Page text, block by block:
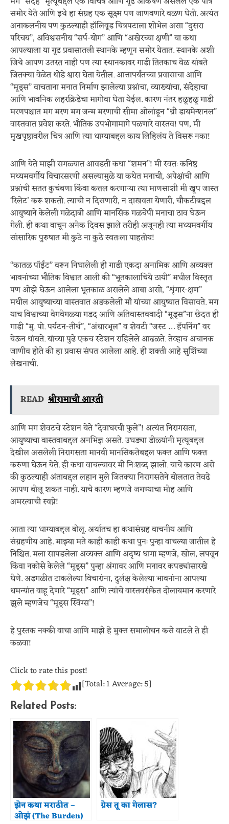
समोर येते आणि इथे हा संग्रह एक सूक्ष्म पण जाणवणारे वळण घेतो. अत्यंत
अनाकलनीय पण कुठल्याही हॉलिवूड चित्रपटाला शोभेल असा “दुसरा
परिचय”, अविश्वसनीय “सर्प-योग” आणि “अखेरच्या क्षणी” या कथा
आपल्याला या गूढ प्रवासातली स्थानके म्हणून समोर येतात. स्थानके अशी
जिथे आपण उतरत नाही पण त्या स्थानकावर गाडी तितकाच वेळ थांबते
जितक्या वेळेत थोडे श्वास घेता येतील. आत्तापर्यंतच्या प्रवासाचा आणि
“मूड्स” वाचताना मनात निर्माण झालेल्या प्रश्नांचा, व्याख्यांचा, संदेहाचा
आणि भावनिक लहरक्रिडेचा मागोवा घेता येईल. कारण नंतर हळूहळू गाडी
मरणपश्चात मग मरण मग जन्म मरणाची सीमा ओलांडून “थ्री डायमेन्शनल”
वास्तवात प्रवेश करते. भौतिक उपभोगामागे पळणारे वास्तव! पण, मी
मुखपृष्ठावरील चित्र आणि त्या धाग्याबद्दल काय लिहिलंय ते विसरू नका!
आणि येते माझी सगळ्यात आवडती कथा “शमन”! मी स्वतः कनिष्ठ
मध्यमवर्गीय विचारसरणी असल्यामुळे या कथेत मनाची, अपेक्षांची आणि
प्रश्नांची सतत कुचंबणा किंवा कत्तल करणाऱ्या त्या माणसाशी मी खूप जास्त
‘रिलेट’ करू शकतो. त्याची न दिसणारी, न दाखवता येणारी, चौकटीबद्दल
आयुष्याने केलेली गळेदाबी आणि मानसिक गळचेपी मनाचा ठाव घेऊन
गेली. ही कथा वाचून अनेक दिवस झाले तरीही अजूनही त्या मध्यमवर्गीय
सांसारिक पुरुषात मी कुठे ना कुठे स्वतःला पाहतोय!
“कातळ पॉईंट” वरून निघालेली ही गाडी एकदा अनामिक आणि अव्यक्त
भावनांच्या भौतिक विश्वात आली की “भूतकालाचिये ठायी” मधील विस्तृत
पण ओझे घेऊन आलेला भूतकाळ असलेले आबा असो, “शृंगार-क्षण”
मधील आयुष्याच्या वास्तवात अडकलेली माँ यांच्या आयुष्यात विसावते. मग
याच विश्वाच्या वेगवेगळ्या गडद आणि अतिवास्तववादी “मूड्स”ना छेदत ही
गाडी “मु. पो. पर्यटन-तीर्थ”, “अंधारभूल” व शेवटी “जस्ट … हॅपनिंग” वर
येऊन थांबते. यांच्या पुढे एकच स्टेशन राहिलेले आढळते. तेव्हाच अचानक
जाणीव होते की हा प्रवास संपत आलेला आहे. ही शक्ती आहे सुशिंच्या
लेखनाची.
READ श्रीरामाची आरती
आणि मग शेवटचे स्टेशन येते “देवाघरची फुले”! अत्यंत निरागसता,
आयुष्याचा वास्तवाबद्दल अनभिज्ञ असते. उघड्या डोळ्यांनी मृत्यूबद्दल
देखील असलेली निरागसता मानवी मानसिकतेबद्दल फक्त आणि फक्त
करुणा घेऊन येते. ही कथा वाचल्यावर मी निःशब्द झालो. याचे कारण असे
की कुठल्याही अंताबद्दल लहान मुले जितक्या निरागसतेने बोलतात तेवढे
आपण बोलू शकत नाही. याचे कारण म्हणजे जगण्याचा मोह आणि
अमरत्वाची स्वप्ने!
आता त्या धाग्याबद्दल बोलू. अर्थातच हा कथासंग्रह वाचनीय आणि
संग्रहणीय आहे. माझ्या मते काही काही कथा पुनः पुन्हा वाचल्या जातील हे
निश्चित. मला सापडलेला अव्यक्त आणि अदृष्य धागा म्हणजे, खोल, लपवून
किंवा नकोसे केलेले “मूड्स” पुन्हा अंगावर आणि मनावर कपड्यांसारखे
घेणे. अडगळीत टाकलेल्या विचारांना, दुर्लक्ष केलेल्या भावनांना आपल्या
धमन्यांत वाहू देणारे “मूड्स” आणि त्यांचे वास्तवसंकेत दोलायमान करणारे
झुले म्हणजेच “मूड्स स्विंग्स”!
हे पुस्तक नक्की वाचा आणि माझे हे मुक्त समालोचन कसे वाटले ते ही
कळवा!
Click to rate this post!
[Total:1Average:5]
Related Posts:
झेन कथा मराठीत –
ओझं (The Burden)
ग्रेस तू का गेलास?